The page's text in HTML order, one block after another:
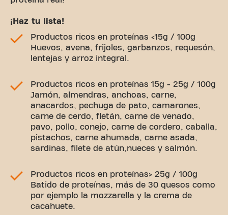
¡Haz tu lista!
Productos ricos en proteínas <15g / 100g
Huevos, avena, frijoles, garbanzos, requesón,
lentejas y arroz integral.
Productos ricos en proteínas 15g - 25g / 100g
Jamón, almendras, anchoas, carne,
anacardos, pechuga de pato, camarones,
carne de cerdo, fletán, carne de venado,
pavo, pollo, conejo, carne de cordero, caballa,
pistachos, carne ahumada, carne asada,
sardinas, filete de atún,nueces y salmón.
Productos ricos en proteínas> 25g / 100g
Batido de proteínas, más de 30 quesos como
por ejemplo la mozzarella y la crema de
cacahuete.